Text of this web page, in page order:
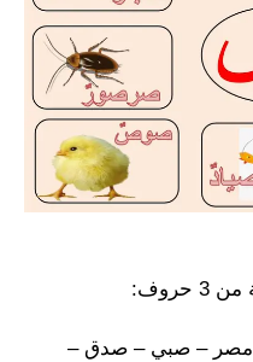
– صبي – صدق –